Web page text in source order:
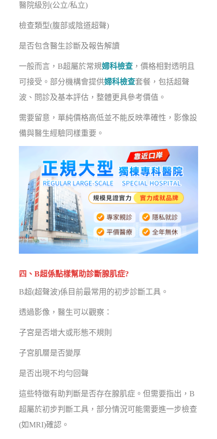
醫院級別(公立/私立)
檢查類型(腹部或陰道超聲)
是否包含醫生診斷及報告解讀
一般而言，B超屬於常規婦科檢查 ，價格相對透明且
可接受。部分機構會提供婦科檢查套餐，包括超聲
波、問診及基本評估，整體更具參考價值。
需要留意，單純價格高低並不能反映準確性，影像設
備與醫生經驗同樣重要。
四、B超係點樣幫助診斷腺肌症?
B超(超聲波)係目前最常用的初步診斷工具。
透過影像，醫生可以觀察：
子宮是否增大或形態不規則
子宮肌層是否變厚
是否出現不均勻回聲
這些特徵有助判斷是否存在腺肌症。但需要指出，B
超屬於初步判斷工具，部分情況可能需要進一步檢查
(如MRI)確認。